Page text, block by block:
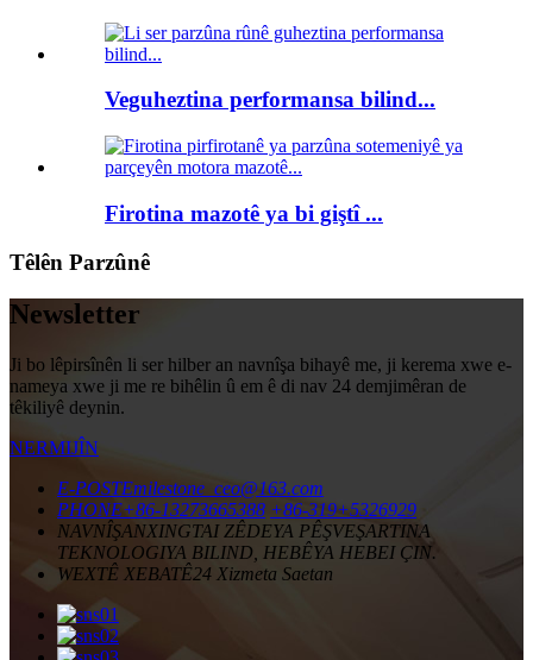
Veguheztina performansa bilind...
Firotina mazotê ya bi giştî ...
Têlên Parzûnê
Newsletter
Ji bo lêpirsînên li ser hilber an navnîşa bihayê me, ji kerema xwe e-
nameya xwe ji me re bihêlin û em ê di nav 24 demjimêran de
têkiliyê deynin.
NERMIJÎN
E-POSTEmilestone_ceo@163.com
PHONE+86-13273665388 +86-319+5326929
NAVNÎŞANXINGTAI ZÊDEYA PÊŞVEŞARTINA
TEKNOLOGIYA BILIND, HEBÊYA HEBEI ÇIN.
WEXTÊ XEBATÊ24 Xizmeta Saetan